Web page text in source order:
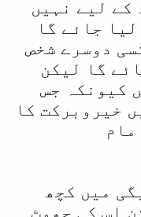
کے لیے نہیں
جائے گا
دوسرے شخص
گا لیکن
کیونکہ جس
خیروبرکت کا
میں کچھ
اس کی چھوٹ